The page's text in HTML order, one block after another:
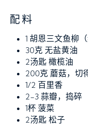
配料
1 胡恩三文鱼柳
30克 无盐黄油
2汤匙 橄榄油
200克 蘑菇，切
1/2 百里香
2-3 蒜瓣，捣碎
1杯 菠菜
2汤匙 松子